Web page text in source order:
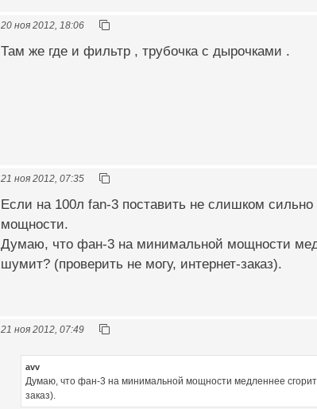
20 ноя 2012, 18:06
Там же где и фильтр , трубочка с дырочками .
21 ноя 2012, 07:35
Если на 100л fan-3 поставить не слишком
мощности.
Думаю, что фан-3 на минимальной мощности
шумит? (проверить не могу, интернет-заказ).
21 ноя 2012, 07:49
avv
Думаю, что фан-3 на минимальной мощности медленнее
заказ).